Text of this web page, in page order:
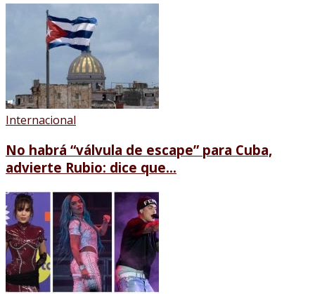
Internacional
No habrá “válvula de escape” para Cuba,
advierte Rubio: dice que...